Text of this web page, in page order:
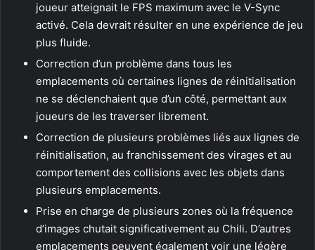
joueur atteignait le FPS maximum avec le V-Sync
activé. Cela devrait résulter en une expérience de jeu
plus fluide.
Correction d’un problème dans tous les
emplacements où certaines lignes de réinitialisation
ne se déclenchaient que d’un côté, permettant aux
joueurs de les traverser librement.
Correction de plusieurs problèmes liés aux lignes de
réinitialisation, au franchissement des virages et au
comportement des collisions avec les objets dans
plusieurs emplacements.
Prise en charge de plusieurs zones où la fréquence
d’images chutait significativement au Chili. D’autres
emplacements peuvent également voir une légère